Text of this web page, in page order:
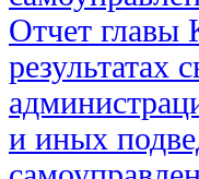
Отчет главы
результатах
и иных